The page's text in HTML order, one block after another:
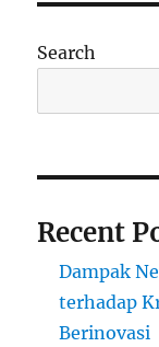
Search
Recent
Dampak
terhadap
Berinovasi